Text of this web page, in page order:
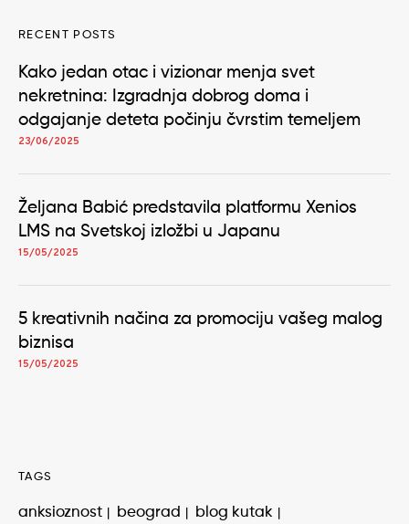
RECENT POSTS
Kako jedan otac i vizionar menja svet
nekretnina: Izgradnja dobrog doma i
odgajanje deteta počinju čvrstim temeljem
23/06/2025
Željana Babić predstavila platformu Xenios
LMS na Svetskoj izložbi u Japanu
15/05/2025
5 kreativnih načina za promociju vašeg malog
biznisa
15/05/2025
TAGS
anksioznost beograd
blog kutak